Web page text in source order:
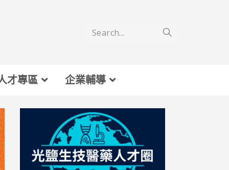
Search...
才專區 企業輔導